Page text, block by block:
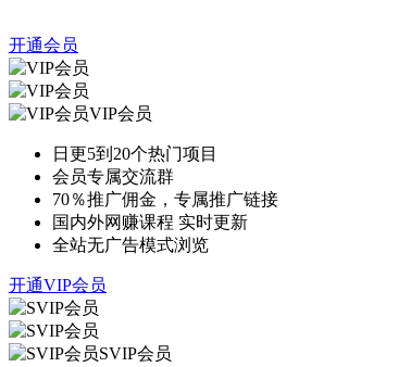
开通会员
VIP会员
日更5到20个热门项目
会员专属交流群
70％推广佣金，专属推广链接
国内外网赚课程 实时更新
全站无广告模式浏览
开通VIP会员
SVIP会员